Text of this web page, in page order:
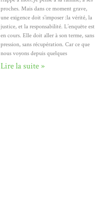
proches. Mais dans ce moment grave,
une exigence doit s’imposer :la vérité, la
justice, et la responsabilité. L’enquête est
en cours. Elle doit aller à son terme, sans
pression, sans récupération. Car ce que
nous voyons depuis quelques
Lire la suite »